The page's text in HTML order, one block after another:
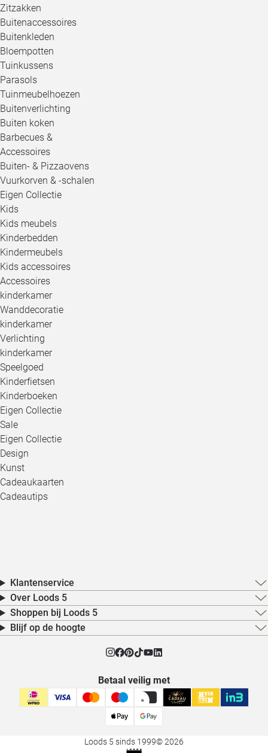
Zitzakken
Buitenaccessoires
Buitenkleden
Bloempotten
Tuinkussens
Parasols
Tuinmeubelhoezen
Buitenverlichting
Buiten koken
Barbecues &
Accessoires
Buiten- & Pizzaovens
Vuurkorven & -schalen
Eigen Collectie
Kids
Kids meubels
Kinderbedden
Kindermeubels
Kids accessoires
Accessoires
kinderkamer
Wanddecoratie
kinderkamer
Verlichting
kinderkamer
Speelgoed
Kinderfietsen
Kinderboeken
Eigen Collectie
Sale
Eigen Collectie
Design
Kunst
Cadeaukaarten
Cadeautips
Klantenservice
Over Loods 5
Shoppen bij Loods 5
Blijf op de hoogte
Betaal veilig met
Loods 5 sinds 1999© 2026